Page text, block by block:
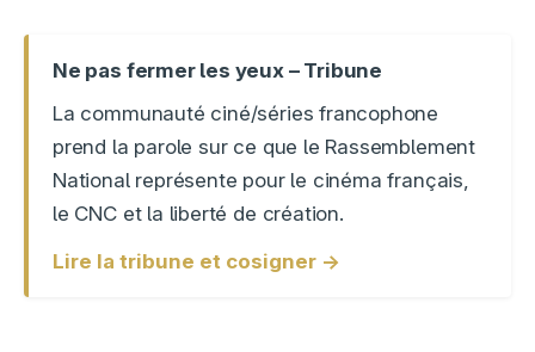
Ne pas fermer les yeux – Tribune
La communauté ciné/séries francophone
prend la parole sur ce que le Rassemblement
National représente pour le cinéma français,
le CNC et la liberté de création.
Lire la tribune et cosigner →